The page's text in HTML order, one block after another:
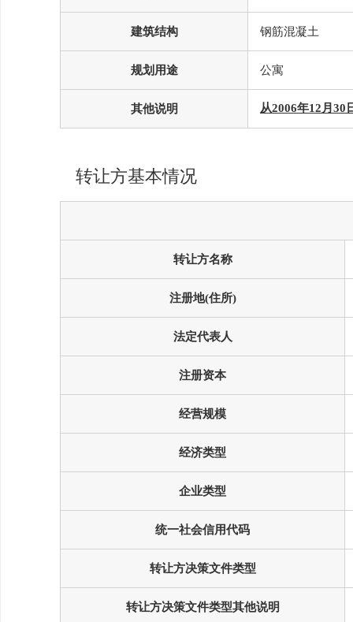
建筑结构 钢筋混凝土
规划用途 公寓
其他说明 从2006年12月30
转让方基本情况
转让方名称
注册地(住所)
法定代表人
注册资本
经营规模
经济类型
企业类型
统一社会信用代码
转让方决策文件类型
转让方决策文件类型其他说明